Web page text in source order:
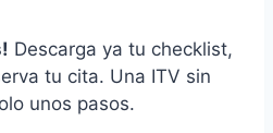
Descarga ya tu checklist,
tu cita. Una ITV sin
unos pasos.